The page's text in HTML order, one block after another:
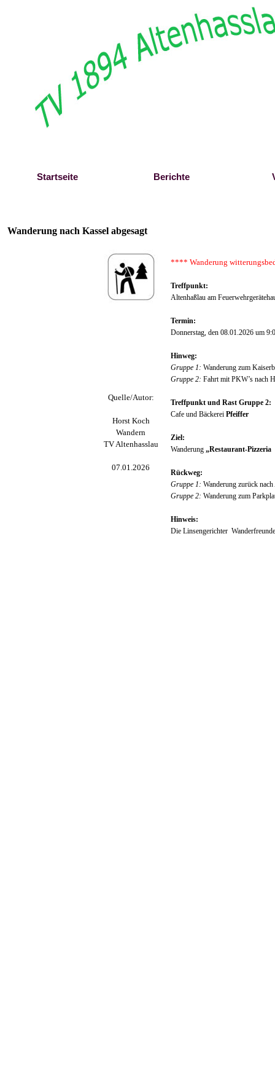
Startseite Berichte
Wanderung nach Kassel abgesagt
Quelle/Autor:
Horst Koch
Wandern
TV Altenhasslau
07.01.2026
**** Wanderung
Treffpunkt:
Altenhaßlau am
Termin:
Donnerstag, den 08.01.2026 um
Hinweg:
Gruppe 1: Wanderung zum
Gruppe 2: Fahrt mit PKW’s nach
Treffpunkt und Rast Gruppe 2:
Cafe und Bäckerei Pfeiffer
Ziel:
Wanderung „Restaurant-Pizzeria
Rückweg:
Gruppe 1: Wanderung zurück
Gruppe 2: Wanderung zum
Hinweis:
Die Linsengerichter